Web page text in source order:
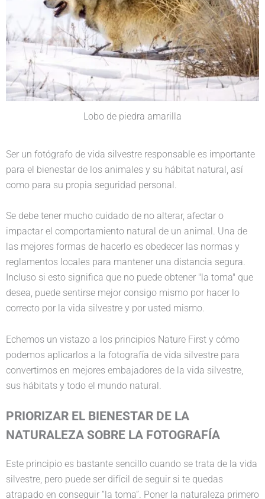
Lobo de piedra amarilla
Ser un fotógrafo de vida silvestre responsable es importante
para el bienestar de los animales y su hábitat natural, así
como para su propia seguridad personal.
Se debe tener mucho cuidado de no alterar, afectar o
impactar el comportamiento natural de un animal. Una de
las mejores formas de hacerlo es obedecer las normas y
reglamentos locales para mantener una distancia segura.
Incluso si esto significa que no puede obtener "la toma" que
desea, puede sentirse mejor consigo mismo por hacer lo
correcto por la vida silvestre y por usted mismo.
Echemos un vistazo a los principios Nature First y cómo
podemos aplicarlos a la fotografía de vida silvestre para
convertirnos en mejores embajadores de la vida silvestre,
sus hábitats y todo el mundo natural.
PRIORIZAR EL BIENESTAR DE LA
NATURALEZA SOBRE LA FOTOGRAFÍA
Este principio es bastante sencillo cuando se trata de la vida
silvestre, pero puede ser difícil de seguir si te quedas
atrapado en conseguir “la toma”. Poner la naturaleza primero